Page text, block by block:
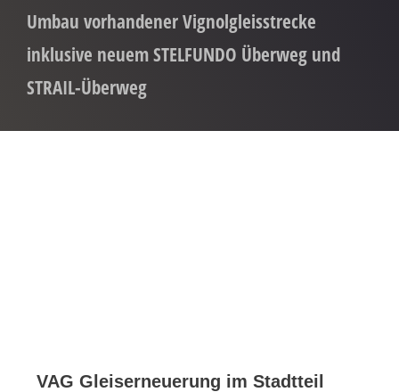
Umbau vorhandener Vignolgleisstrecke
inklusive neuem STELFUNDO Überweg und
STRAIL-Überweg
VAG Gleiserneuerung im Stadtteil